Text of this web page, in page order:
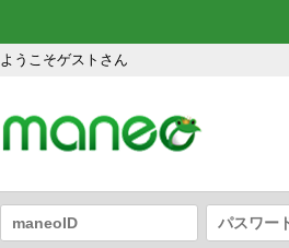
ようこそゲストさん